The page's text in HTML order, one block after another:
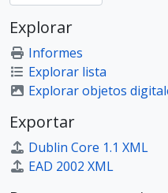
Explorar
Informes
Explorar lista
Explorar objetos
Exportar
Dublin Core 1.1 XML
EAD 2002 XML